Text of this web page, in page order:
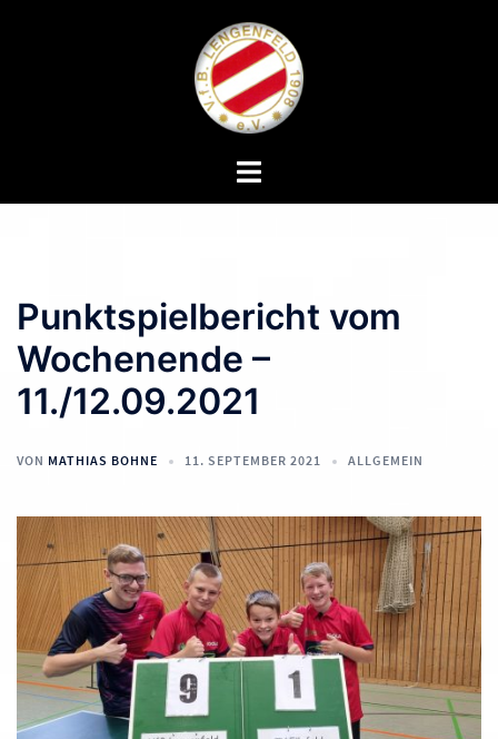
Menü
Punktspielbericht vom
Wochenende –
11./12.09.2021
VON MATHIAS BOHNE 11. SEPTEMBER 2021 ALLGEMEIN